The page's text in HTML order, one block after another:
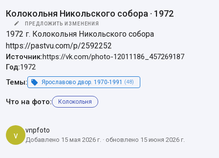
Колокольня Никольского собора · 1972
ПРЕДЛОЖИТЬ ИЗМЕНЕНИЯ
1972 г. Колокольня Никольского собора
https://pastvu.com/p/2592252
Источник:https://vk.com/photo-12011186_457269187
Год:1972
Темы:
Ярославово двор. 1970-1991 (48)
Что на фото: Колокольня
v vnpfoto
Добавлено 15 мая 2026 г. · обновлено 15 июня 2026 г.